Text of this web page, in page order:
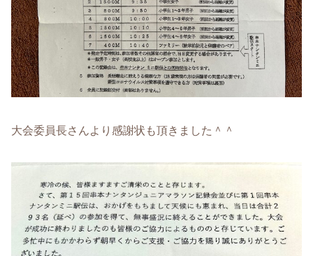
大会委員長さんより感謝状も頂きました＾＾